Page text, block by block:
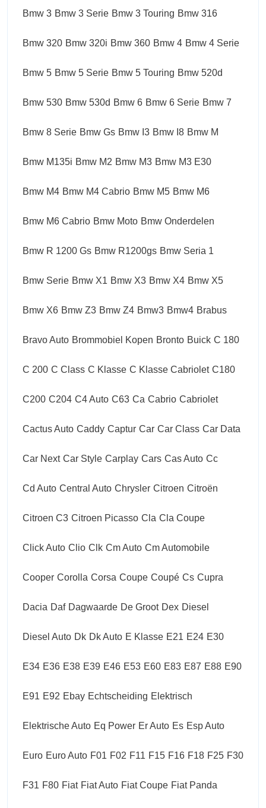
Bmw 3 Bmw 3 Serie Bmw 3 Touring Bmw 316
Bmw 320 Bmw 320i Bmw 360 Bmw 4 Bmw 4 Serie
Bmw 5 Bmw 5 Serie Bmw 5 Touring Bmw 520d
Bmw 530 Bmw 530d Bmw 6 Bmw 6 Serie Bmw 7
Bmw 8 Serie Bmw Gs Bmw I3 Bmw I8 Bmw M
Bmw M135i Bmw M2 Bmw M3 Bmw M3 E30
Bmw M4 Bmw M4 Cabrio Bmw M5 Bmw M6
Bmw M6 Cabrio Bmw Moto Bmw Onderdelen
Bmw R 1200 Gs Bmw R1200gs Bmw Seria 1
Bmw Serie Bmw X1 Bmw X3 Bmw X4 Bmw X5
Bmw X6 Bmw Z3 Bmw Z4 Bmw3 Bmw4 Brabus
Bravo Auto Brommobiel Kopen Bronto Buick C 180
C 200 C Class C Klasse C Klasse Cabriolet C180
C200 C204 C4 Auto C63 Ca Cabrio Cabriolet
Cactus Auto Caddy Captur Car Car Class Car Data
Car Next Car Style Carplay Cars Cas Auto Cc
Cd Auto Central Auto Chrysler Citroen Citroën
Citroen C3 Citroen Picasso Cla Cla Coupe
Click Auto Clio Clk Cm Auto Cm Automobile
Cooper Corolla Corsa Coupe Coupé Cs Cupra
Dacia Daf Dagwaarde De Groot Dex Diesel
Diesel Auto Dk Dk Auto E Klasse E21 E24 E30
E34 E36 E38 E39 E46 E53 E60 E83 E87 E88 E90
E91 E92 Ebay Echtscheiding Elektrisch
Elektrische Auto Eq Power Er Auto Es Esp Auto
Euro Euro Auto F01 F02 F11 F15 F16 F18 F25 F30
F31 F80 Fiat Fiat Auto Fiat Coupe Fiat Panda